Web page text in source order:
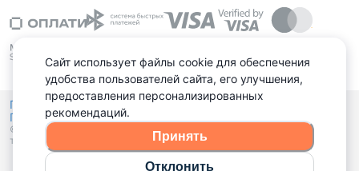
Политика конфиденциальности,
Политика обработки файлов куки и
© 2015 - 2026, Domovita.by. Копирование материалов допускается
только при наличии активной ссылки.
Сайт использует файлы cookie для обеспечения
удобства пользователей сайта, его улучшения,
предоставления персонализированных
рекомендаций.
Принять
Отклонить